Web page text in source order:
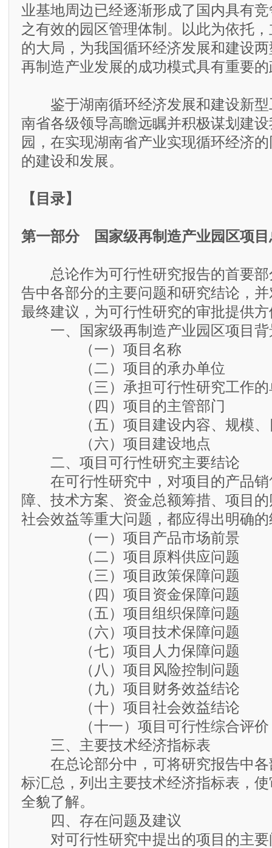
业基地周边已经逐渐形成了国内具有
之有效的园区管理体制。以此为依托
的大局，为我国循环经济发展和建设
再制造产业发展的成功模式具有重要
鉴于湖南循环经济发展和建设新型
南省各级领导高瞻远瞩并积极谋划建
园，在实现湖南省产业实现循环经济
的建设和发展。
【目录】
第一部分 国家级再制造产业园区项目
总论作为可行性研究报告的首要部
告中各部分的主要问题和研究结论，
最终建议，为可行性研究的审批提供方
一、国家级再制造产业园区项目背
（一）项目名称
（二）项目的承办单位
（三）承担可行性研究工作的
（四）项目的主管部门
（五）项目建设内容、规模、
（六）项目建设地点
二、项目可行性研究主要结论
在可行性研究中，对项目的产品销
障、技术方案、资金总额筹措、项目
社会效益等重大问题，都应得出明确
（一）项目产品市场前景
（二）项目原料供应问题
（三）项目政策保障问题
（四）项目资金保障问题
（五）项目组织保障问题
（六）项目技术保障问题
（七）项目人力保障问题
（八）项目风险控制问题
（九）项目财务效益结论
（十）项目社会效益结论
（十一）项目可行性综合评价
三、主要技术经济指标表
在总论部分中，可将研究报告中各
标汇总，列出主要技术经济指标表，
全貌了解。
四、存在问题及建议
对可行性研究中提出的项目的主要